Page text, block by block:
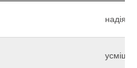
надія
усмішка